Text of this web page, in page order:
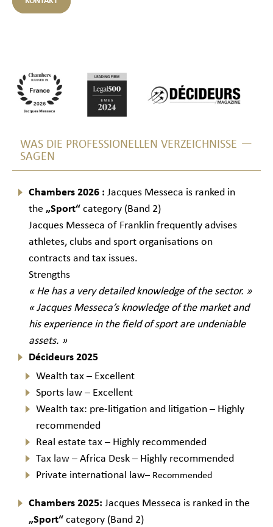
WAS DIE PROFESSIONELLEN VERZEICHNISSE
SAGEN
Chambers 2026 : Jacques Messeca is ranked in
the „Sport“ category (Band 2)
Jacques Messeca of Franklin frequently advises
athletes, clubs and sport organisations on
contracts and tax issues.
Strengths
« He has a very detailed knowledge of the sector. »
« Jacques Messeca’s knowledge of the market and
his experience in the field of sport are undeniable
assets. »
Décideurs 2025
Wealth tax – Excellent
Sports law – Excellent
Wealth tax: pre-litigation and litigation – Highly
recommended
Real estate tax – Highly recommended
Tax law – Africa Desk – Highly recommended
Private international law– Recommended
Chambers 2025: Jacques Messeca is ranked in the
„Sport“ category (Band 2)